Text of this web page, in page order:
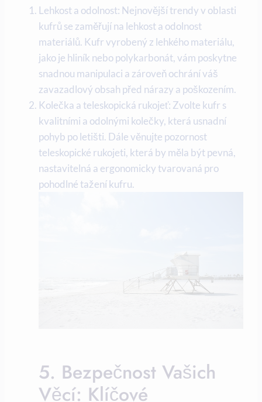
Lehkost a odolnost: Nejnovější trendy v oblasti
kufrů se zaměřují na lehkost a odolnost
materiálů. Kufr vyrobený z lehkého materiálu,
jako je hliník nebo polykarbonát, vám poskytne
snadnou manipulaci a zároveň ochrání váš
zavazadlový obsah před nárazy a poškozením.
Kolečka a teleskopická rukojeť: Zvolte kufr s
kvalitními a odolnými kolečky, která usnadní
pohyb po letišti. Dále věnujte pozornost
teleskopické rukojeti, která by měla být pevná,
nastavitelná a ergonomicky tvarovaná pro
pohodlné tažení kufru.
5. Bezpečnost Vašich
Věcí: Klíčové